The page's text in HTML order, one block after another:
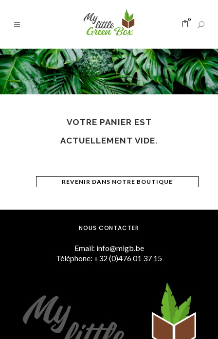
0
VOTRE PANIER EST
ACTUELLEMENT VIDE.
REVENIR DANS NOTRE BOUTIQUE
NOUS CONTACTER
Email: info@mlgb.be
Téléphone: +32 (0)476 01 37 15